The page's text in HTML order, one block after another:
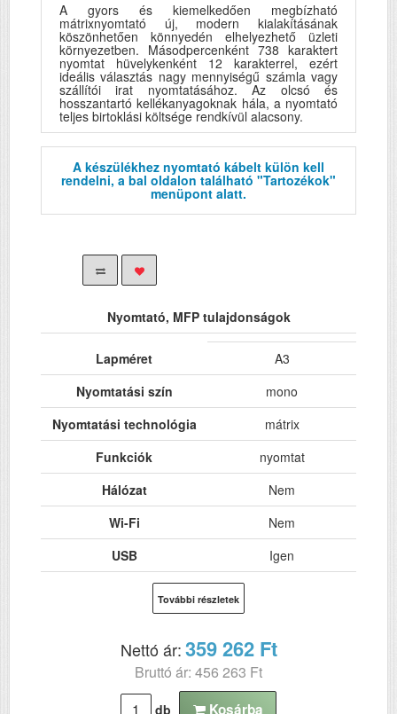
A gyors és kiemelkedően megbízható
mátrixnyomtató új, modern kialakításának
köszönhetően könnyedén elhelyezhető üzleti
környezetben. Másodpercenként 738 karaktert
nyomtat hüvelykenként 12 karakterrel, ezért
ideális választás nagy mennyiségű számla vagy
szállítói irat nyomtatásához. Az olcsó és
hosszantartó kellékanyagoknak hála, a nyomtató
teljes birtoklási költsége rendkívül alacsony.
A készülékhez nyomtató kábelt külön kell
rendelni, a bal oldalon található "Tartozékok"
menüpont alatt.
Nyomtató, MFP tulajdonságok
Lapméret
A3
Nyomtatási szín
mono
Nyomtatási technológia
mátrix
Funkciók
nyomtat
Hálózat
Nem
Wi-Fi
Nem
USB
Igen
Kétoldalas, duplex
240 x 144
Tűk száma
Mátrix sebesség
További részletek
Nettó ár:359 262 Ft
Bruttó ár: 456 263 Ft
db Kosárba